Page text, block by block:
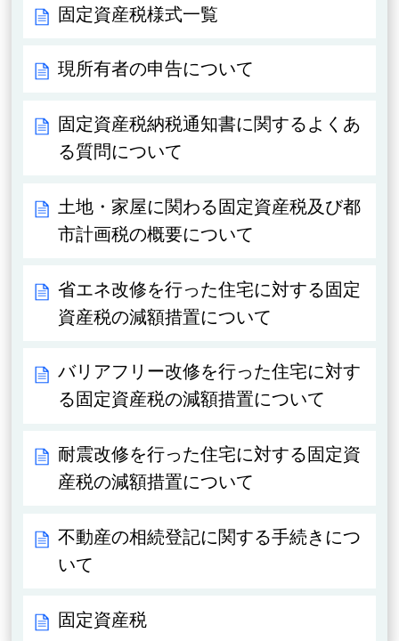
固定資産税様式一覧
現所有者の申告について
固定資産税納税通知書に関するよくあ
る質問について
土地・家屋に関わる固定資産税及び都
市計画税の概要について
省エネ改修を行った住宅に対する固定
資産税の減額措置について
バリアフリー改修を行った住宅に対す
る固定資産税の減額措置について
耐震改修を行った住宅に対する固定資
産税の減額措置について
不動産の相続登記に関する手続きにつ
いて
固定資産税